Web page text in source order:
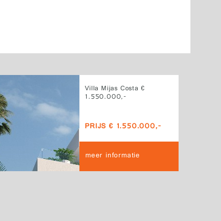
Villa Mijas Costa €
1.550.000,-
PRIJS € 1.550.000,-
meer informatie